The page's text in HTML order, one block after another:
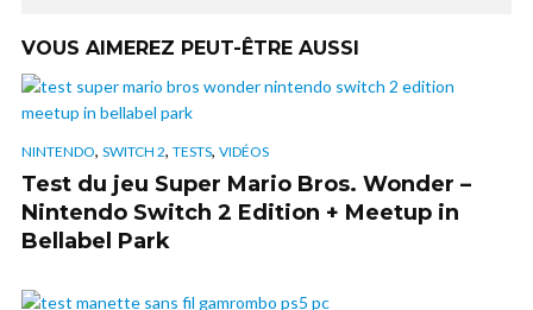
VOUS AIMEREZ PEUT-ÊTRE AUSSI
NINTENDO, SWITCH 2, TESTS, VIDÉOS
Test du jeu Super Mario Bros. Wonder –
Nintendo Switch 2 Edition + Meetup in
Bellabel Park